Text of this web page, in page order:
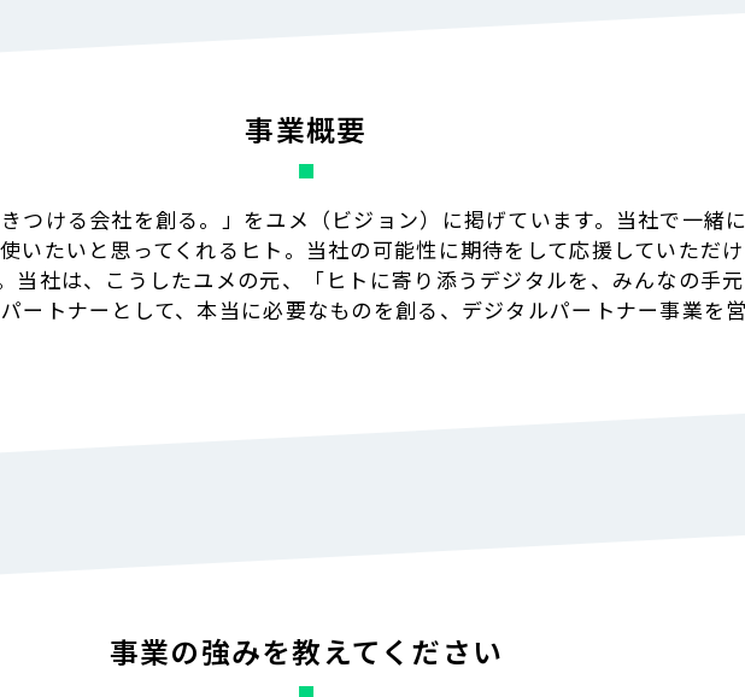
事業概要
つける会社を創る。」をユメ（ビジョン）に掲げています。当社で一緒
いたいと思ってくれるヒト。当社の可能性に期待をして応援していただ
当社は、こうしたユメの元、「ヒトに寄り添うデジタルを、みんなの手
ートナーとして、本当に必要なものを創る、デジタルパートナー事業を営
事業の強みを教えてください